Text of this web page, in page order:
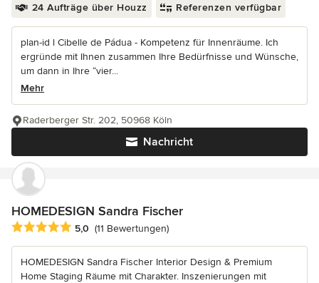
24 Aufträge über Houzz Referenzen verfügbar
plan-id l Cibelle de Pádua - Kompetenz für Innenräume. Ich
ergründe mit Ihnen zusammen Ihre Bedürfnisse und Wünsche,
um dann in Ihre “vier...
Mehr
Nachricht
Raderberger Str. 202, 50968 Köln
HOMEDESIGN Sandra Fischer
Durchschnittliche Bewertung: 5 von 5 Sternen
5,0 (11 Bewertungen)
HOMEDESIGN Sandra Fischer Interior Design & Premium
Home Staging Räume mit Charakter. Inszenierungen mit